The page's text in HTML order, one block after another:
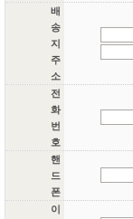
배
송
지
주
소
전
화
번
호
핸
드
폰
이